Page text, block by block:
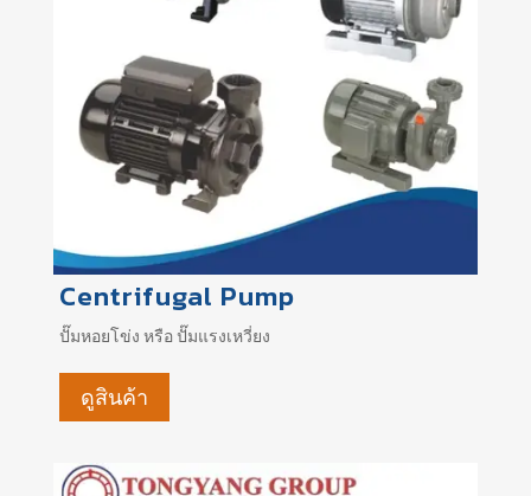
Centrifugal Pump
ปั๊มหอยโข่ง หรือ ปั๊มแรงเหวี่ยง
ดูสินค้า